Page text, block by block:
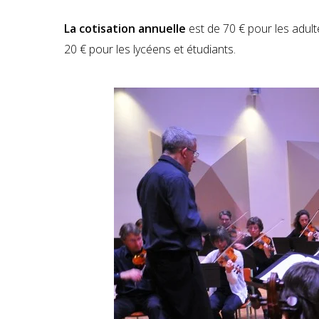
La cotisation annuelle est de 70 € pour les
20 € pour les lycéens et étudiants.